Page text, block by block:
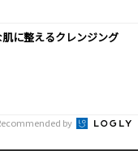
に整えるクレンジング
by